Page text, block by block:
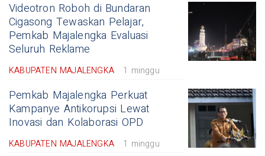
Videotron Roboh di Bundaran
Cigasong Tewaskan Pelajar,
Pemkab Majalengka Evaluasi
Seluruh Reklame
KABUPATEN MAJALENGKA 1 minggu
Pemkab Majalengka Perkuat
Kampanye Antikorupsi Lewat
Inovasi dan Kolaborasi OPD
KABUPATEN MAJALENGKA 1 minggu